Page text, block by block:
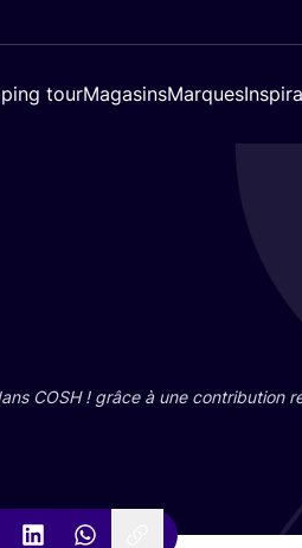
tourMagasinsMarques
COSH! grâce à une contri­bu­tion